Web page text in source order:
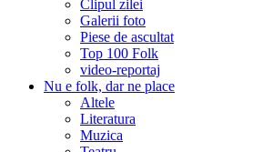
Clipul zilei
Galerii foto
Piese de ascultat
Top 100 Folk
video-reportaj
Nu e folk, dar ne place
Altele
Literatura
Muzica